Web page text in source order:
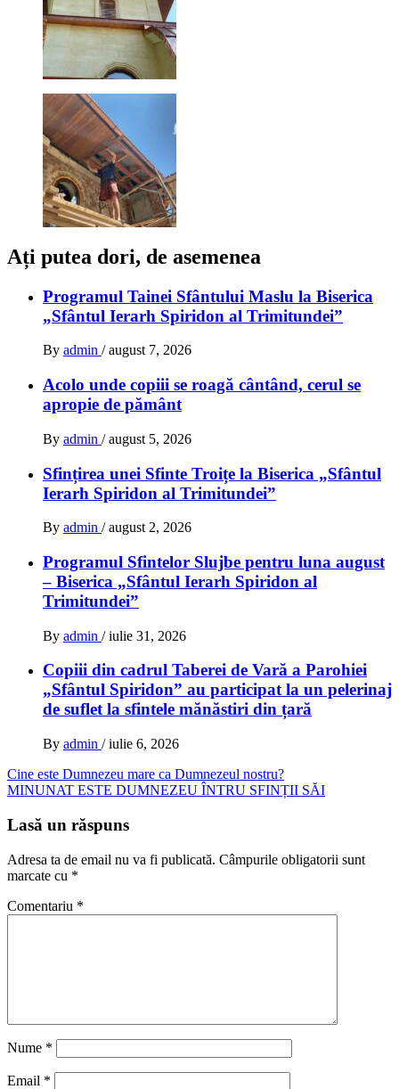
Ați putea dori, de asemenea
Programul Tainei Sfântului Maslu la Biserica
„Sfântul Ierarh Spiridon al Trimitundei”
By admin / august 7, 2026
Acolo unde copiii se roagă cântând, cerul se
apropie de pământ
By admin / august 5, 2026
Sfințirea unei Sfinte Troițe la Biserica „Sfântul
Ierarh Spiridon al Trimitundei”
By admin / august 2, 2026
Programul Sfintelor Slujbe pentru luna august
– Biserica „Sfântul Ierarh Spiridon al
Trimitundei”
By admin / iulie 31, 2026
Copiii din cadrul Taberei de Vară a Parohiei
„Sfântul Spiridon” au participat la un pelerinaj
de suflet la sfintele mănăstiri din țară
By admin / iulie 6, 2026
Navigare
în
articole
Cine este Dumnezeu mare ca Dumnezeul nostru?
MINUNAT ESTE DUMNEZEU ÎNTRU SFINȚII SĂI
Lasă un răspuns
Adresa ta de email nu va fi publicată. Câmpurile obligatorii sunt
marcate cu *
Comentariu *
Nume *
Email *